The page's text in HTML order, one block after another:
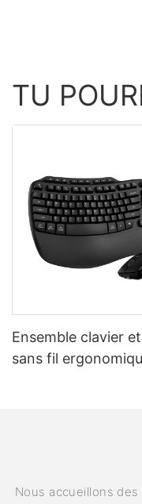
TU
Ensemble clavier
sans fil
Nous accueillons